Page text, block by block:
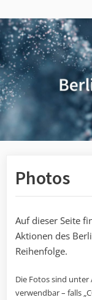
to
content
Photos
Auf dieser Seite
Aktionen des
Reihenfolge.
Die Fotos sind unter
verwendbar – falls